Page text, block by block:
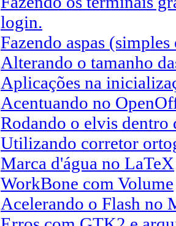
login.
Fazendo aspas
Alterando o tamanho
Aplicações na
Acentuando no
Rodando o elvis dentro
Utilizando corretor
Marca d'água no LaTeX
WorkBone com Volume
Acelerando o Flash no